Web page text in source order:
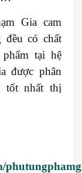
Gia cam
đều có chất
tại hệ
được phân
tốt nhất thị